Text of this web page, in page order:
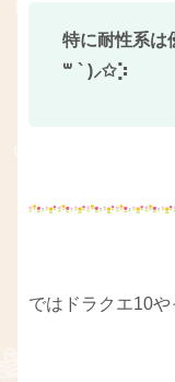
特に耐性系は
꒳ ` )⸝✩︎⡱
ではドラクエ10